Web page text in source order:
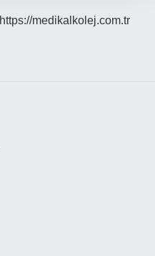
https://medikalkolej.com.tr